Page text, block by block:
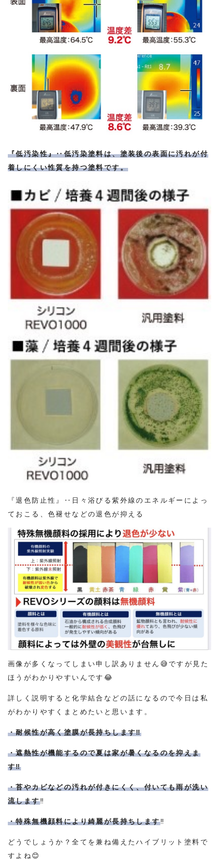
『低汚染性』‥低汚染塗料は、塗装後の表面に汚れが付
着しにくい性質を持つ塗料です。
『退色防止性』‥日々浴びる紫外線のエネルギーによっ
ておこる、色褪せなどの退色が抑える
画像が多くなってしまい申し訳ありません😅ですが見た
ほうがわかりやすいんです😂
詳しく説明すると化学結合などの話になるので今日は私
がわかりやすくまとめたいと思います。
・耐候性が高く塗膜が長持ちします‼️
・遮熱性が機能するので夏は家が暑くなるのを抑えま
す‼️
・苔やカビなどの汚れが付きにくく、付いても雨が洗い
流します‼️
・特殊無機顔料により綺麗が長持ちします‼️
どうでしょうか？全てを兼ね備えたハイブリット塗料で
すよね😊